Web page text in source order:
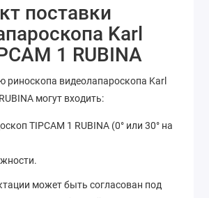
поставки
Karl
1 RUBINA
риноскопа видеолапароскопа Karl
могут входить:
TIPCAM 1 RUBINA (0° или 30° на
может быть согласован под